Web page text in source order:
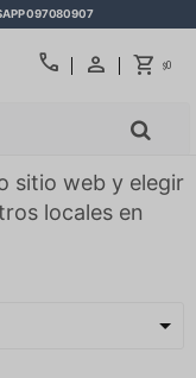
097080907
call $0
sitio web y elegir
locales en